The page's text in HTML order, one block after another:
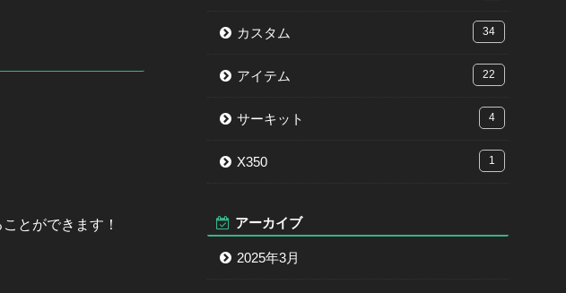
とができます！
カスタム 34
アイテム 22
サーキット 4
X350 1
アーカイブ
2025年3月